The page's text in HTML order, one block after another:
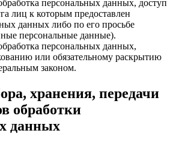
персональных данных, доступ
лиц к которым предоставлен
данных либо по его просьбе
персональные данные).
персональных данных,
или обязательному раскрытию
законом.
хранения, передачи
обработки
данных